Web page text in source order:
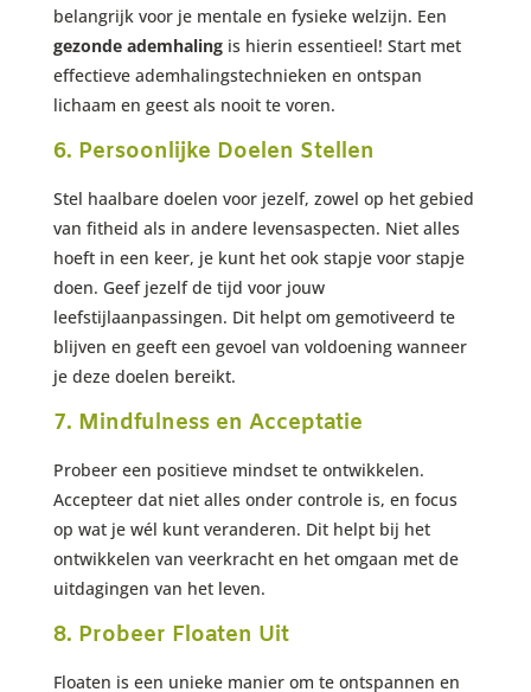
belangrijk voor je mentale en fysieke welzijn. Een
gezonde ademhalingis hierin essentieel! Start met
effectieve ademhalingstechnieken en ontspan
lichaam en geest als nooit te voren.
6. Persoonlijke Doelen Stellen
Stel haalbare doelen voor jezelf, zowel op het gebied
van fitheid als in andere levensaspecten. Niet alles
hoeft in een keer, je kunt het ook stapje voor stapje
doen. Geef jezelf de tijd voor jouw
leefstijlaanpassingen. Dit helpt om gemotiveerd te
blijven en geeft een gevoel van voldoening wanneer
je deze doelen bereikt.
7. Mindfulness en Acceptatie
Probeer een positieve mindset te ontwikkelen.
Accepteer dat niet alles onder controle is, en focus
op wat je wél kunt veranderen. Dit helpt bij het
ontwikkelen van veerkracht en het omgaan met de
uitdagingen van het leven.
8. Probeer Floaten Uit
Floaten is een unieke manier om te ontspannen en